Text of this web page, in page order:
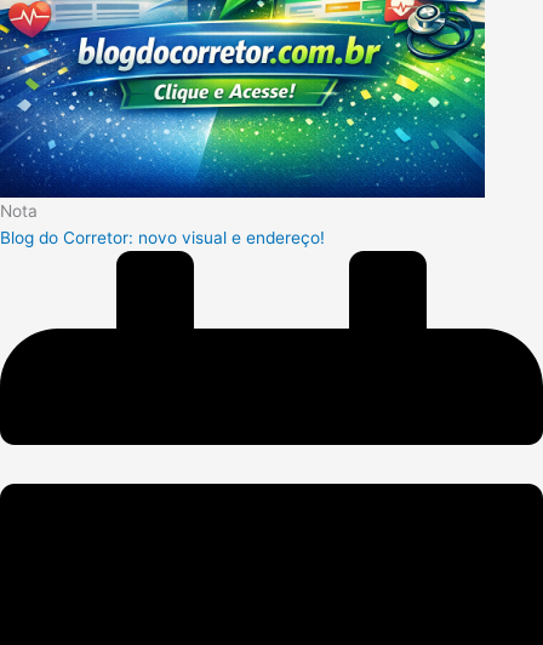
Nota
Blog do Corretor: novo visual e endereço!